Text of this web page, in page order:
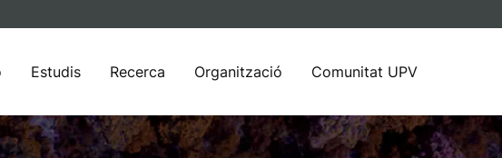
Estudis Recerca Organització Comunitat UPV